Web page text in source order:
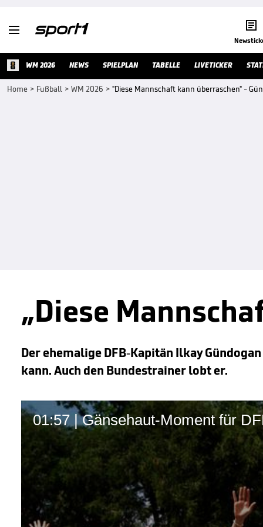
 
WM 2026 NEWS SPIELPLAN TABELLE LIVETICKER
Home > Fußball > WM 2026 > "Diese Mannschaft kann überraschen" -
„Diese
Der ehemalige DFB-Kapitän Ilkay
kann. Auch den Bundestrainer lobt er.
01:57 | Gänsehaut-Moment für